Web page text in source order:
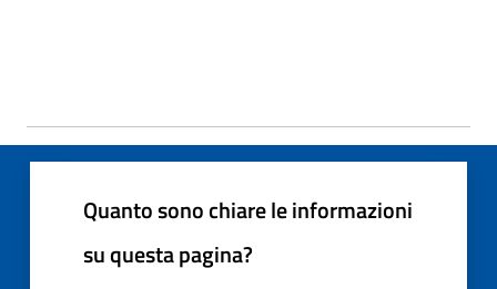
Quanto sono chiare le informazioni
su questa pagina?